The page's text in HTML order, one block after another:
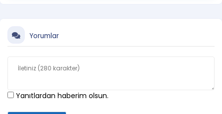
Yorumlar
Yanıtlardan haberim olsun.